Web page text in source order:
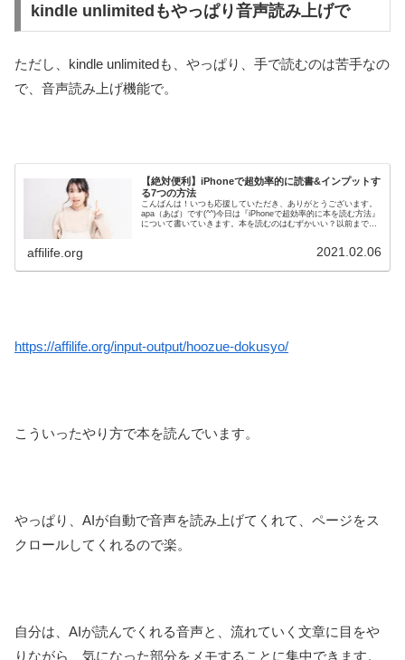
kindle unlimitedもやっぱり音声読み上げで
ただし、kindle unlimitedも、やっぱり、手で読むのは苦手なの
で、音声読み上げ機能で。
【絶対便利】iPhoneで超効率的に読書&インプットす
る7つの方法
こんばんは！いつも応援していただき、ありがとうございます。
apa（あぱ）です(^^)今日は『iPhoneで超効率的に本を読む方法』
について書いていきます。本を読むのはむずかいい？以前まで
affilife.org 2021.02.06
https://affilife.org/input-output/hoozue-dokusyo/
こういったやり方で本を読んでいます。
やっぱり、AIが自動で音声を読み上げてくれて、ページをス
クロールしてくれるので楽。
自分は、AIが読んでくれる音声と、流れていく文章に目をや
りながら、気になった部分をメモすることに集中できます。